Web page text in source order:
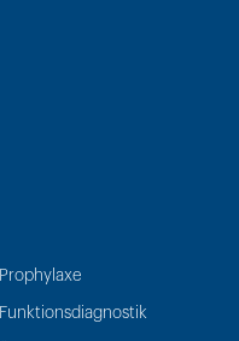
Prophylaxe
Funktionsdiagnostik